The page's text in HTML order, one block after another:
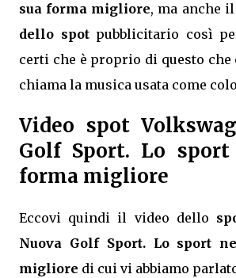
sua forma migliore, ma anche il
dello spotpubblicitario così
certi che è proprio di questo che
chiama la musica usata come
Video spot
Golf Sport. Lo
forma migliore
Eccovi quindi il video dello
Nuova Golf Sport. Lo sport
migliore di cui vi abbiamo